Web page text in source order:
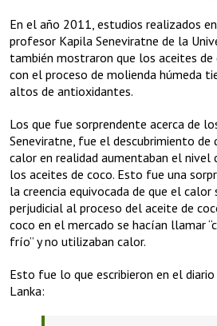
En el año 2011, estudios realizados
profesor Kapila Seneviratne de la
también mostraron que los aceites de
con el proceso de molienda húmeda
altos de antioxidantes.
Los que fue sorprendente acerca de
Seneviratne, fue el descubrimiento de
calor en realidad aumentaban el nivel
los aceites de coco. Esto fue una
la creencia equivocada de que el
perjudicial al proceso del aceite de
coco en el mercado se hacían llamar
frío” y no utilizaban calor.
Esto fue lo que escribieron en el diario
Lanka: